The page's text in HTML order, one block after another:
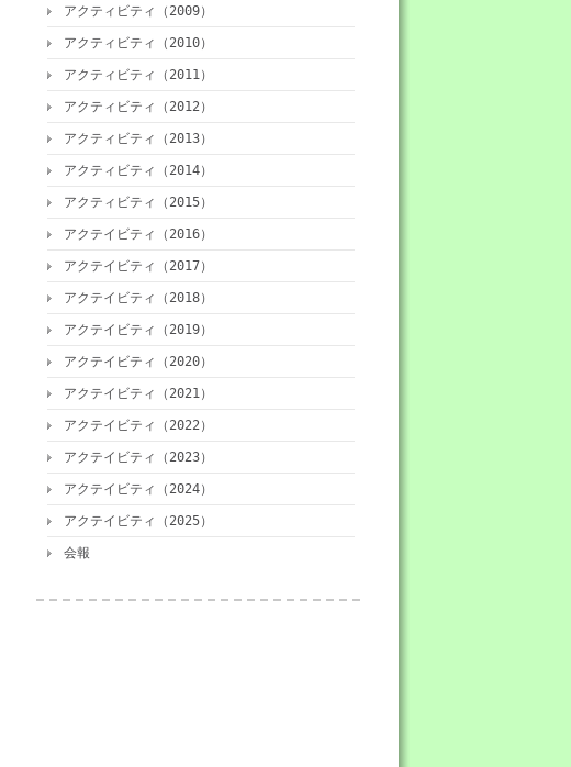
アクティビティ（2009）
アクティビティ（2010）
アクティビティ（2011）
アクティビティ（2012）
アクティビティ（2013）
アクティビティ（2014）
アクティビティ（2015）
アクテイビティ（2016）
アクテイビティ（2017）
アクテイビティ（2018）
アクテイビティ（2019）
アクテイビティ（2020）
アクテイビティ（2021）
アクテイビティ（2022）
アクテイビティ（2023）
アクテイビティ（2024）
アクテイビティ（2025）
会報